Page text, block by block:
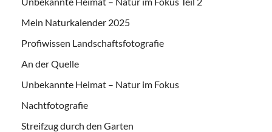
Mein Naturkalender 2025
Profiwissen Landschaftsfotografie
An der Quelle
Unbekannte Heimat – Natur im Fokus
Nachtfotografie
Streifzug durch den Garten